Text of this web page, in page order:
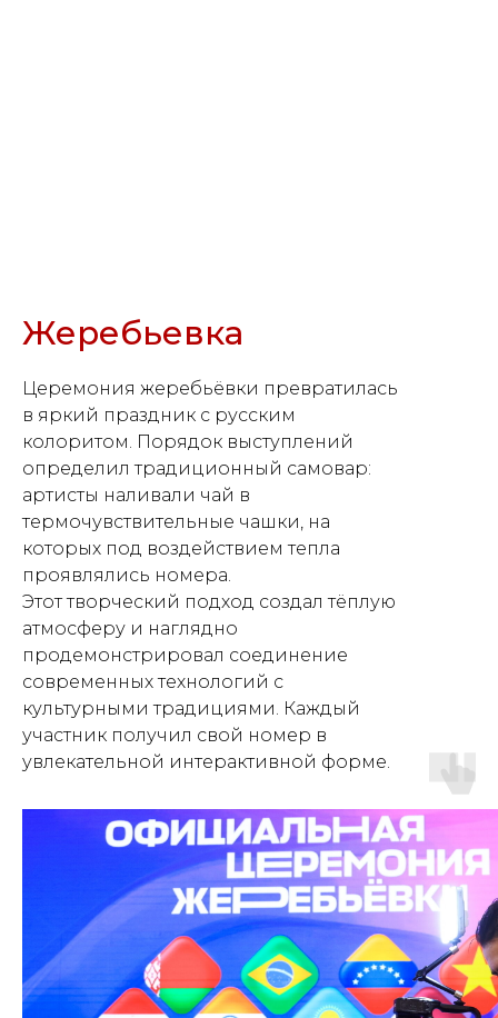
Жеребьевка
Церемония жеребьёвки превратилась
в яркий праздник с русским
колоритом. Порядок выступлений
определил традиционный самовар:
артисты наливали чай в
термочувствительные чашки, на
которых под воздействием тепла
проявлялись номера.
Этот творческий подход создал тёплую
атмосферу и наглядно
продемонстрировал соединение
современных технологий с
культурными традициями. Каждый
участник получил свой номер в
увлекательной интерактивной форме.